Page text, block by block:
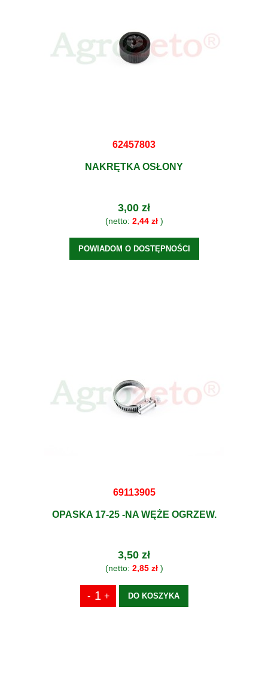
62457803
NAKRĘTKA OSŁONY
3,00 zł
(netto: 2,44 zł)
POWIADOM O DOSTĘPNOŚCI
69113905
OPASKA 17-25 -NA WĘŻE OGRZEW.
3,50 zł
(netto: 2,85 zł)
DO KOSZYKA